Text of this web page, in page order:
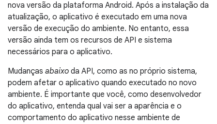
nova versão da plataforma Android. Após a instalação da
atualização, o aplicativo é executado em uma nova
versão de execução do ambiente. No entanto, essa
versão ainda tem os recursos de API e sistema
necessários para o aplicativo.
Mudanças abaixo da API, como as no próprio sistema,
podem afetar o aplicativo quando executado no novo
ambiente. É importante que você, como desenvolvedor
do aplicativo, entenda qual vai ser a aparência e o
comportamento do aplicativo nesse ambiente de